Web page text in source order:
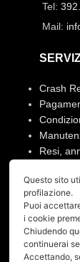
Tel:
Mail:
Crash
Resi,
Privacy
Cookies
Menù
Questo sito
profilazione.
Puoi
i cookie
Chiudendo
continuerai
Accettando,